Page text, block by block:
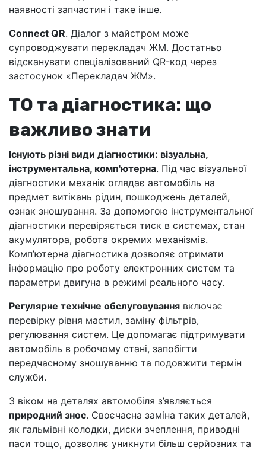
наявності запчастин і таке інше.
Connect QR. Діалог з майстром може
супроводжувати перекладач ЖМ. Достатньо
відсканувати спеціалізований QR-код через
застосунок «Перекладач ЖМ».
ТО та діагностика: що
важливо знати
Існують різні види діагностики: візуальна,
інструментальна, комп'ютерна. Під час візуальної
діагностики механік оглядає автомобіль на
предмет витікань рідин, пошкоджень деталей,
ознак зношування. За допомогою інструментальної
діагностики перевіряється тиск в системах, стан
акумулятора, робота окремих механізмів.
Комп’ютерна діагностика дозволяє отримати
інформацію про роботу електронних систем та
параметри двигуна в режимі реального часу.
Регулярне технічне обслуговування включає
перевірку рівня мастил, заміну фільтрів,
регулювання систем. Це допомагає підтримувати
автомобіль в робочому стані, запобігти
передчасному зношуванню та подовжити термін
служби.
З віком на деталях автомобіля з’являється
природний знос. Своєчасна заміна таких деталей,
як гальмівні колодки, диски зчеплення, приводні
паси тощо, дозволяє уникнути більш серйозних та